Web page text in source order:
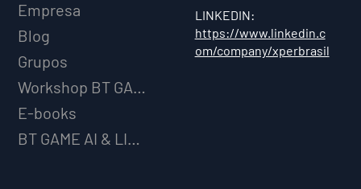
Empresa
Blog
Grupos
Workshop BT GAME AI
E-books
BT GAME AI & LICENCIAMENTO
LINKEDIN:
https://www.linkedin.c
om/company/xperbrasil